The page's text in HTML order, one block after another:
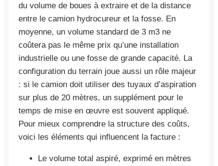
du volume de boues à extraire et de la distance
entre le camion hydrocureur et la fosse. En
moyenne, un volume standard de 3 m3 ne
coûtera pas le même prix qu’une installation
industrielle ou une fosse de grande capacité. La
configuration du terrain joue aussi un rôle majeur
: si le camion doit utiliser des tuyaux d’aspiration
sur plus de 20 mètres, un supplément pour le
temps de mise en œuvre est souvent appliqué.
Pour mieux comprendre la structure des coûts,
voici les éléments qui influencent la facture :
Le volume total aspiré, exprimé en mètres